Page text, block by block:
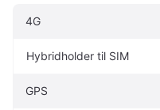
4G
Hybridholder til SIM
GPS